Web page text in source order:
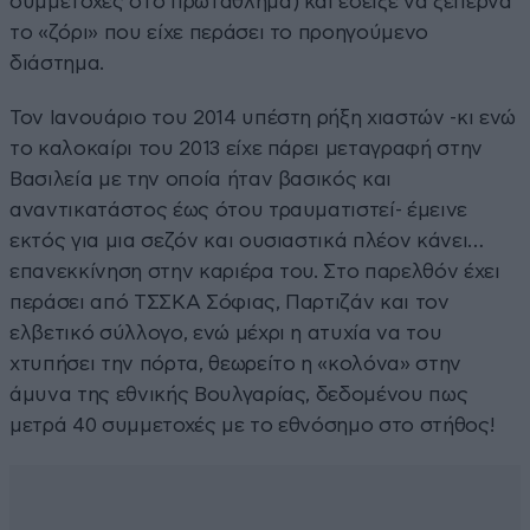
το «ζόρι» που είχε περάσει το προηγούμενο
διάστημα.
Τον Ιανουάριο του 2014 υπέστη ρήξη χιαστών -κι ενώ
το καλοκαίρι του 2013 είχε πάρει μεταγραφή στην
Βασιλεία με την οποία ήταν βασικός και
αναντικατάστος έως ότου τραυματιστεί- έμεινε
εκτός για μια σεζόν και ουσιαστικά πλέον κάνει…
επανεκκίνηση στην καριέρα του. Στο παρελθόν έχει
περάσει από ΤΣΣΚΑ Σόφιας, Παρτιζάν και τον
ελβετικό σύλλογο, ενώ μέχρι η ατυχία να του
χτυπήσει την πόρτα, θεωρείτο η «κολόνα» στην
άμυνα της εθνικής Βουλγαρίας, δεδομένου πως
μετρά 40 συμμετοχές με το εθνόσημο στο στήθος!